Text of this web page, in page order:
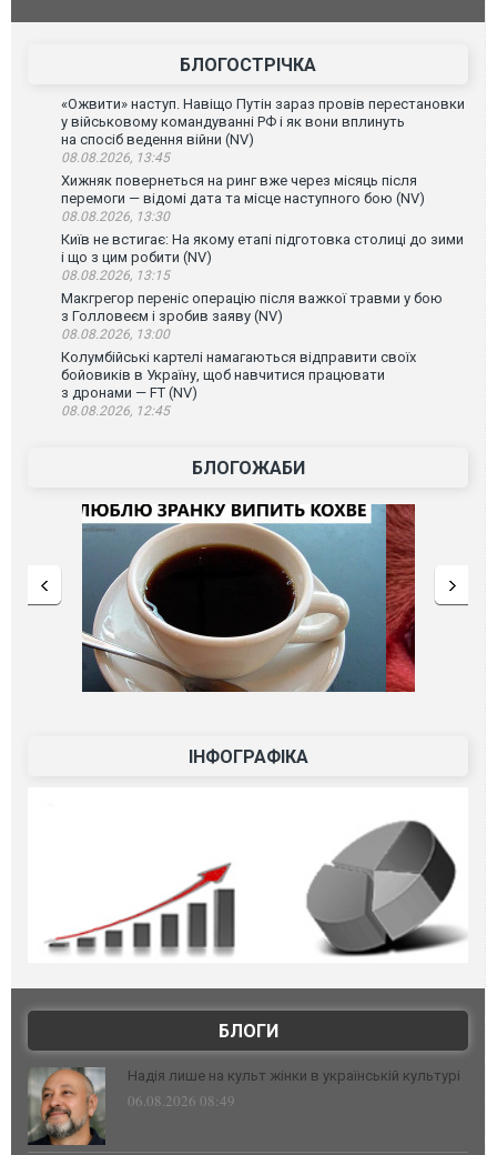
БЛОГОСТРІЧКА
«Ожвити» наступ. Навіщо Путін зараз провів перестановки
у військовому командуванні РФ і як вони вплинуть
на спосіб ведення війни (NV)
08.08.2026, 13:45
Хижняк повернеться на ринг вже через місяць після
перемоги — відомі дата та місце наступного бою (NV)
08.08.2026, 13:30
Київ не встигає: На якому етапі підготовка столиці до зими
і що з цим робити (NV)
08.08.2026, 13:15
Макгрегор переніс операцію після важкої травми у бою
з Голловеєм і зробив заяву (NV)
08.08.2026, 13:00
Колумбійські картелі намагаються відправити своїх
бойовиків в Україну, щоб навчитися працювати
з дронами — FT (NV)
08.08.2026, 12:45
БЛОГОЖАБИ
ІНФОГРАФІКА
БЛОГИ
Надія лише на культ жінки в українській культурі
06.08.2026 08:49